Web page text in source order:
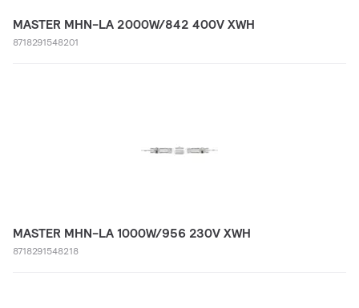
MASTER MHN-LA 2000W/842 400V XWH
8718291548201
MASTER MHN-LA 1000W/956 230V XWH
8718291548218